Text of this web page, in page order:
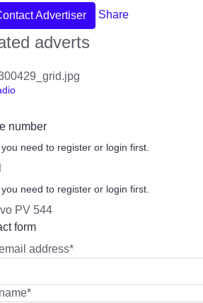
Advertiser
Share
adverts
number
need to register or login first.
need to register or login first.
form
address*
*